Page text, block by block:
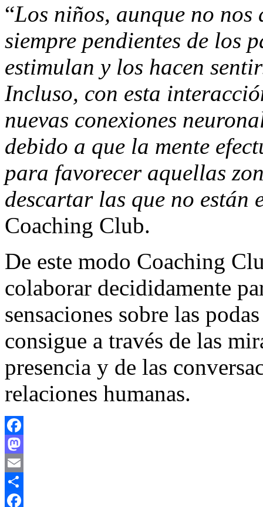
“Los niños, aunque no nos
siempre pendientes de los
estimulan y los hacen
Incluso, con esta
nuevas conexiones
debido a que la mente
para favorecer aquellas
descartar las que no están
Coaching Club.
De este modo Coaching
colaborar decididamente
sensaciones sobre las
consigue a través de las
presencia y de las
relaciones humanas.
Facebook
Mastodon
Email
Compartir